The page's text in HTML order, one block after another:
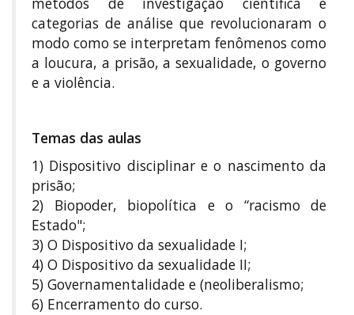
categorias de análise que revolucionaram o
modo como se interpretam fenômenos como
a loucura, a prisão, a sexualidade, o governo
e a violência.
Temas das aulas
1) Dispositivo disciplinar e o nascimento da
prisão;
2) Biopoder, biopolítica e o “racismo de
Estado";
3) O Dispositivo da sexualidade I;
4) O Dispositivo da sexualidade II;
5) Governamentalidade e (neoliberalismo;
6) Encerramento do curso.